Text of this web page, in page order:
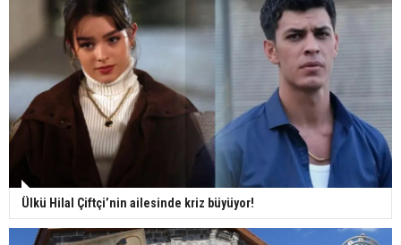
Ülkü Hilal Çiftçi’nin ailesinde kriz büyüyor!